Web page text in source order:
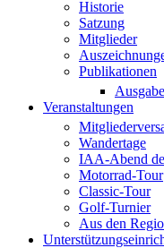
Historie
Satzung
Mitglieder
Publikationen
Veranstaltungen
Wandertage
IAA-Abend
Motorrad-Tour
Classic-Tour
Golf-Turnier
Aus den